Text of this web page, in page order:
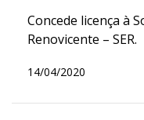
Concede licença à
Renovicente – SER.
14/04/2020